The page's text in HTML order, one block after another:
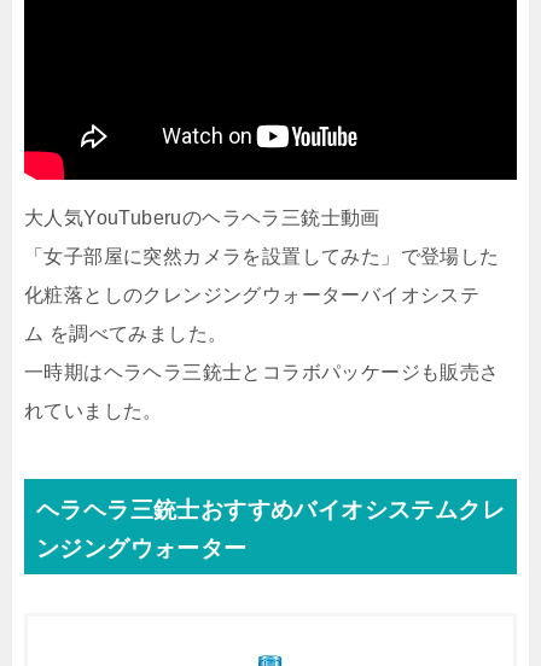
大人気YouTuberuのヘラヘラ三銃士動画
「女子部屋に突然カメラを設置してみた」で登場した
化粧落としのクレンジングウォーターバイオシステ
ム を調べてみました。
一時期はヘラヘラ三銃士とコラボパッケージも販売さ
れていました。
ヘラヘラ三銃士おすすめバイオシステムクレ
ンジングウォーター